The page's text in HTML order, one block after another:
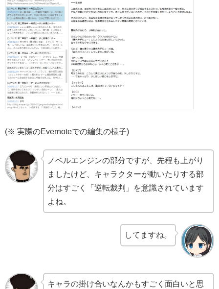
(※ 実際のEvernoteでの編集の様子)
ノベルエンジンの部分ですが、先程も上がり
ましたけど、キャラクターが動いたりする部
分はすごく「逆転裁判」を意識されています
よね。
してますね。
キャラの掛け合いなんかもすごく面白いと思